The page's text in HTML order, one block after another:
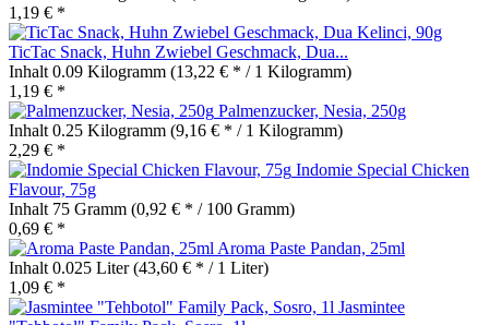
1,19 € *
TicTac Snack, Huhn Zwiebel Geschmack, Dua...
Inhalt 0.09 Kilogramm (13,22 € * / 1 Kilogramm)
1,19 € *
Palmenzucker, Nesia, 250g
Inhalt 0.25 Kilogramm (9,16 € * / 1 Kilogramm)
2,29 € *
Indomie Special Chicken
Flavour, 75g
Inhalt 75 Gramm (0,92 € * / 100 Gramm)
0,69 € *
Aroma Paste Pandan, 25ml
Inhalt 0.025 Liter(43,60 € * / 1 Liter)
1,09 € *
Jasmintee